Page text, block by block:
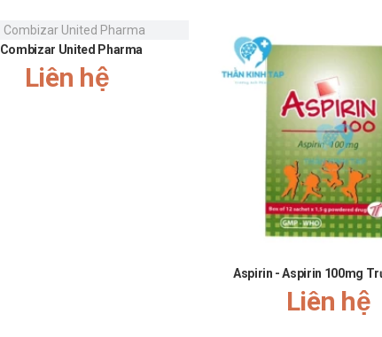
Combizar United Pharma
Liên hệ
Aspirin - Aspirin 100mg
Liên hệ